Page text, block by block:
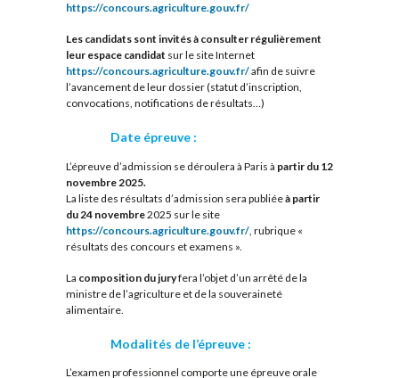
https://concours.agriculture.gouv.fr/
Les candidats sont invités à consulter régulièrement
leur espace candidat sur le site Internet
https://concours.agriculture.gouv.fr/afin de suivre
l’avancement de leur dossier (statut d’inscription,
convocations, notifications de résultats…)
Date épreuve :
L’épreuve d’admission se déroulera à Paris à partir du 12
novembre 2025.
La liste des résultats d’admission sera publiéeà partir
du 24 novembre2025 sur le site
https://concours.agriculture.gouv.fr/ , rubrique «
résultats des concours et examens ».
La composition du juryfera l’objet d’un arrêté de la
ministre de l’agriculture et de la souveraineté
alimentaire.
Modalités de l’épreuve :
L’examen professionnel comporte une épreuve orale